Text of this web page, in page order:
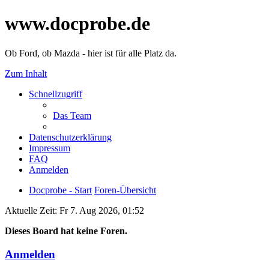
www.docprobe.de
Ob Ford, ob Mazda - hier ist für alle Platz da.
Zum Inhalt
Schnellzugriff
Das Team
Datenschutzerklärung
Impressum
FAQ
Anmelden
Docprobe - Start Foren-Übersicht
Aktuelle Zeit: Fr 7. Aug 2026, 01:52
Dieses Board hat keine Foren.
Anmelden